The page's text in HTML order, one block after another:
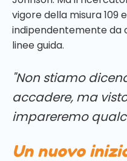
vigore della misura 109
indipendentemente da
linee guida.
"Non stiamo
accadere, ma
impareremo
Un nuovo